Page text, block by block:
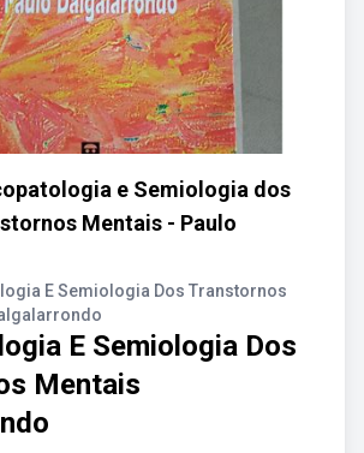
e Semiologia dos
Mentais - Paulo
E Semiologia Dos Transtornos
E Semiologia Dos
Mentais